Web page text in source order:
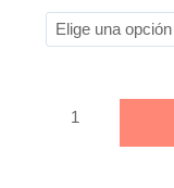
de
Crema
cantidad